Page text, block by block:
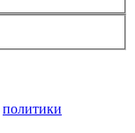
политики